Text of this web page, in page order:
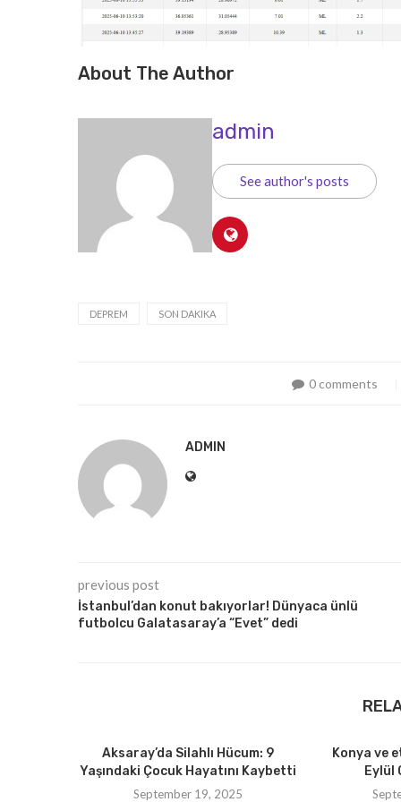
About The Author
admin
See author's posts
DEPREM SON DAKIKA
0 comments
ADMIN
previous post
İstanbul’dan konut bakıyorlar! Dünyaca ünlü
futbolcu Galatasaray’a “Evet” dedi
Aksaray’da Silahlı Hücum: 9
Yaşındaki Çocuk Hayatını Kaybetti
September 19, 2025
Konya ve
Eylül